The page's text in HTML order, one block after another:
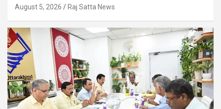
August 5, 2026 Raj Satta News